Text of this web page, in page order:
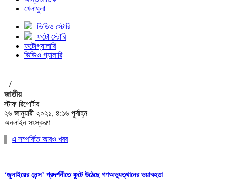
খেলাধুলা
ভিডিও স্টোরি
ফটো স্টোরি
ফটোগ্যালারি
ভিডিও গ্যালারি
/
জাতীয়
স্টাফ রিপোর্টার
২৬ জানুয়ারী ২০২১, ৪:১৬ পূর্বাহ্ন
অনলাইন সংস্করণ
এ সম্পর্কিত আরও খবর
‘জুলাইয়ের লেন্স’ প্রদর্শনীতে ফুটে উঠেছে গণঅভ্যুত্থানের ভয়াবহতা